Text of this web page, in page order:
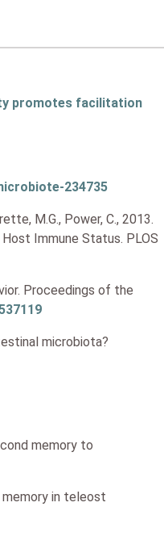
promotes facilitation
234735
M.G., Power, C., 2013.
Immune Status. PLOS
Proceedings of the
microbiota?
memory to
memory in teleost